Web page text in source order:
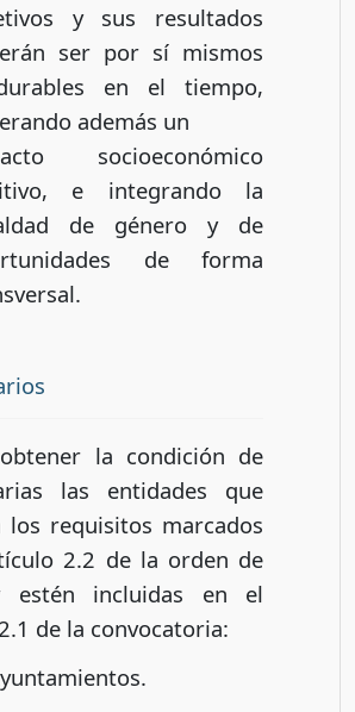
y sus resultados
ser por sí mismos
en el tiempo,
además un
socioeconómico
e integrando la
de género y de
de forma
la condición de
las entidades que
los requisitos marcados
2.2 de la orden de
estén incluidas en el
de la convocatoria: